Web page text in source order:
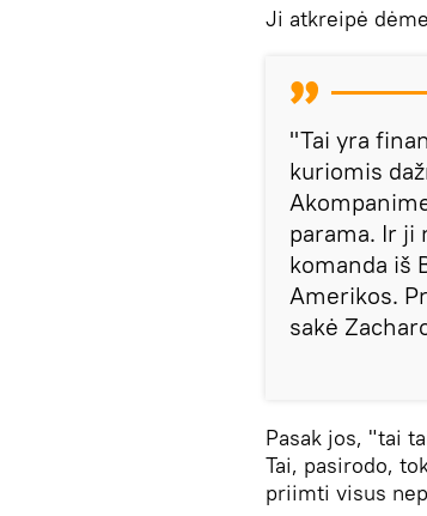
Ji atkreipė
"Tai yra
kuriomis
parama. Ir ji
komanda iš
Amerikos.
sakė
Pasak jos, "tai
Tai, pasirodo,
priimti visus